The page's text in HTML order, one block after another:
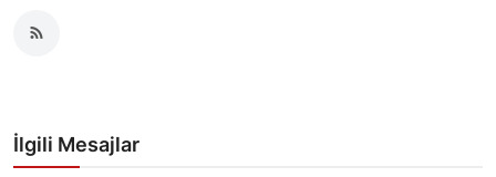
İlgili Mesajlar